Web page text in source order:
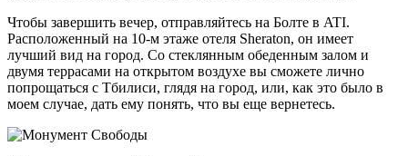
Чтобы завершить вечер, отправляйтесь на Болте в ATI.
Расположенный на 10-м этаже отеля Sheraton, он имеет
лучший вид на город. Со стеклянным обеденным залом и
двумя террасами на открытом воздухе вы сможете лично
попрощаться с Тбилиси, глядя на город, или, как это было в
моем случае, дать ему понять, что вы еще вернетесь.